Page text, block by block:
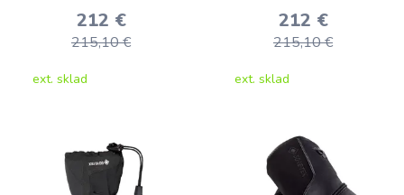
212 €
215,10 €
ext. sklad
212 €
215,10 €
ext. sklad